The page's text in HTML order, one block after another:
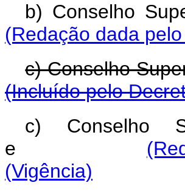
b) Conselho
(Redação dada
c) Conselho
(Incluído pelo
c) Conselho
e
(Vigência)